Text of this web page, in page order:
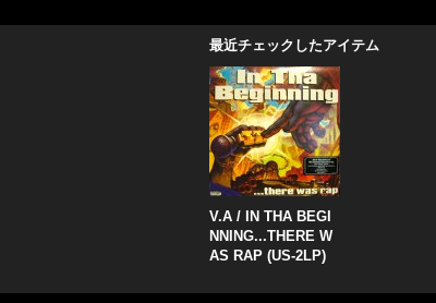
最近チェックしたアイテム
V.A‎ / IN THA BEGI
NNING...THERE W
AS RAP (US-2LP)